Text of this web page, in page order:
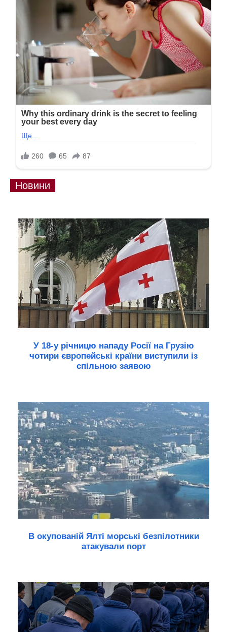
Новини
У 18-у річницю нападу Росії на Грузію
чотири європейські країни виступили із
спільною заявою
В окупованій Ялті морські безпілотники
атакували порт